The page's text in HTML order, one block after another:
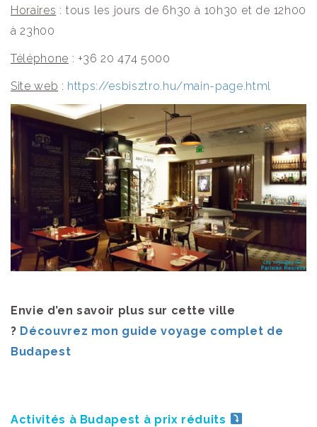
Horaires : tous les jours de 6h30 à 10h30 et de 12h00
à 23h00
Téléphone : +36 20 474 5000
Site web : https://esbisztro.hu/main-page.html
Envie d’en savoir plus sur cette ville
? Découvrez mon guide voyage complet de
Budapest
Activités à Budapest à prix réduits